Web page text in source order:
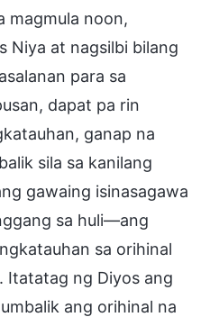
magmula noon,
Niya at nagsilbi bilang
para sa
dapat pa rin
ganap na
sila sa kanilang
gawaing isinasagawa
sa huli—ang
sa orihinal
Itatatag ng Diyos ang
ang orihinal na